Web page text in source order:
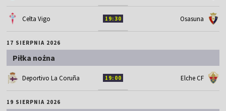
Celta Vigo 19:30 Osasuna
17 SIERPNIA 2026
Piłka nożna
Deportivo La Coruña 19:00 Elche CF
19 SIERPNIA 2026